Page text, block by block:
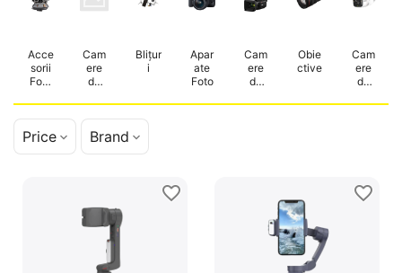
Acce
sorii
Foto
Vide
o
Cam
ere
de
ne
Blițur
i
Apar
ate
Foto
Cam
ere
de
t
Obie
ctive
Cam
ere
de
aveg
Price Brand